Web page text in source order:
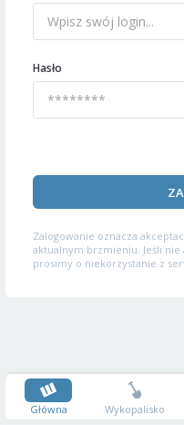
Hasło
Zalogowanie oznacza
aktualnym brzmieniu. Jeśli nie
prosimy o niekorzystanie z
Główna Wykopalisko